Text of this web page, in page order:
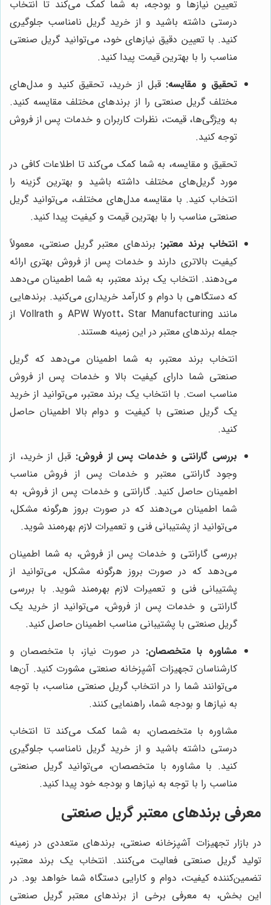
تعیین نیازها و بودجه، به شما کمک می‌کند تا انتخاب
درستی داشته باشید و از خرید گریل نامناسب جلوگیری
کنید. با تعیین دقیق نیازهای خود، می‌توانید گریل صنعتی
مناسب را با بهترین قیمت پیدا کنید.
تحقیق و مقایسه: قبل از خرید، تحقیق کنید و مدل‌های
مختلف گریل صنعتی را از برندهای مختلف مقایسه کنید.
به ویژگی‌ها، قیمت، نظرات کاربران و خدمات پس از فروش
توجه کنید.
تحقیق و مقایسه، به شما کمک می‌کند تا اطلاعات کافی در
مورد گریل‌های مختلف داشته باشید و بهترین گزینه را
انتخاب کنید. با مقایسه مدل‌های مختلف، می‌توانید گریل
صنعتی مناسب را با بهترین قیمت و کیفیت پیدا کنید.
انتخاب برند معتبر: برندهای معتبر گریل صنعتی، معمولاً
کیفیت بالاتری دارند و خدمات پس از فروش بهتری ارائه
می‌دهند. انتخاب یک برند معتبر، به شما اطمینان می‌دهد
که دستگاهی با دوام و کارآمد خریداری می‌کنید. برندهایی
مانند APW Wyott، Star Manufacturing و Vollrath از
جمله برندهای معتبر در این زمینه هستند.
انتخاب برند معتبر، به شما اطمینان می‌دهد که گریل
صنعتی شما دارای کیفیت بالا و خدمات پس از فروش
مناسب است. با انتخاب یک برند معتبر، می‌توانید از خرید
یک گریل صنعتی با کیفیت و دوام بالا اطمینان حاصل
کنید.
بررسی گارانتی و خدمات پس از فروش: قبل از خرید، از
وجود گارانتی معتبر و خدمات پس از فروش مناسب
اطمینان حاصل کنید. گارانتی و خدمات پس از فروش، به
شما اطمینان می‌دهند که در صورت بروز هرگونه مشکل،
می‌توانید از پشتیبانی فنی و تعمیرات لازم بهره‌مند شوید.
بررسی گارانتی و خدمات پس از فروش، به شما اطمینان
می‌دهد که در صورت بروز هرگونه مشکل، می‌توانید از
پشتیبانی فنی و تعمیرات لازم بهره‌مند شوید. با بررسی
گارانتی و خدمات پس از فروش، می‌توانید از خرید یک
گریل صنعتی با پشتیبانی مناسب اطمینان حاصل کنید.
مشاوره با متخصصان: در صورت نیاز، با متخصصان و
کارشناسان تجهیزات آشپزخانه صنعتی مشورت کنید. آن‌ها
می‌توانند شما را در انتخاب گریل صنعتی مناسب، با توجه
به نیازها و بودجه شما، راهنمایی کنند.
مشاوره با متخصصان، به شما کمک می‌کند تا انتخاب
درستی داشته باشید و از خرید گریل نامناسب جلوگیری
کنید. با مشاوره با متخصصان، می‌توانید گریل صنعتی
مناسب را با توجه به نیازها و بودجه خود پیدا کنید.
معرفی برندهای معتبر گریل صنعتی
در بازار تجهیزات آشپزخانه صنعتی، برندهای متعددی در زمینه
تولید گریل صنعتی فعالیت می‌کنند. انتخاب یک برند معتبر،
تضمین‌کننده کیفیت، دوام و کارایی دستگاه شما خواهد بود. در
این بخش، به معرفی برخی از برندهای معتبر گریل صنعتی